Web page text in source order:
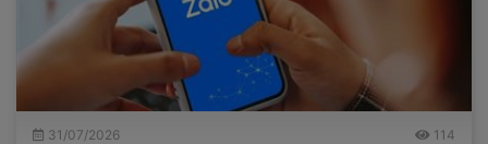
31/07/2026 114